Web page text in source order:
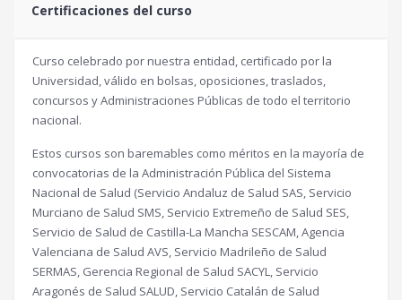
Certificaciones del curso
Curso celebrado por nuestra entidad, certificado por la
Universidad, válido en bolsas, oposiciones, traslados,
concursos y Administraciones Públicas de todo el territorio
nacional.
Estos cursos son baremables como méritos en la mayoría de
convocatorias de la Administración Pública del Sistema
Nacional de Salud (Servicio Andaluz de Salud SAS, Servicio
Murciano de Salud SMS, Servicio Extremeño de Salud SES,
Servicio de Salud de Castilla-La Mancha SESCAM, Agencia
Valenciana de Salud AVS, Servicio Madrileño de Salud
SERMAS, Gerencia Regional de Salud SACYL, Servicio
Aragonés de Salud SALUD, Servicio Catalán de Salud